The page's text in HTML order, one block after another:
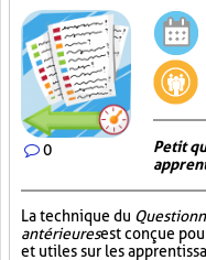
0
Petit
La technique du
antérieuresest conçue
et utiles sur les